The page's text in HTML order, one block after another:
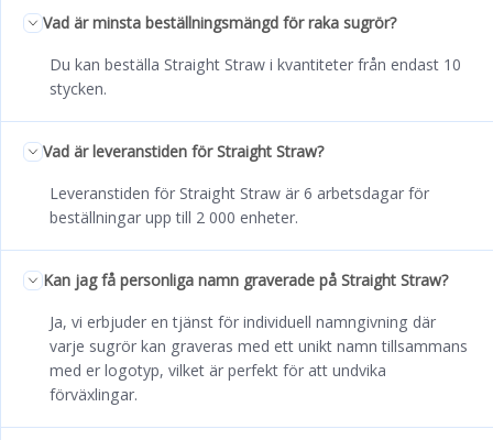
Vad är minsta beställningsmängd för raka sugrör?
Du kan beställa Straight Straw i kvantiteter från endast 10
stycken.
Vad är leveranstiden för Straight Straw?
Leveranstiden för Straight Straw är 6 arbetsdagar för
beställningar upp till 2 000 enheter.
Kan jag få personliga namn graverade på Straight Straw?
Ja, vi erbjuder en tjänst för individuell namngivning där
varje sugrör kan graveras med ett unikt namn tillsammans
med er logotyp, vilket är perfekt för att undvika
förväxlingar.